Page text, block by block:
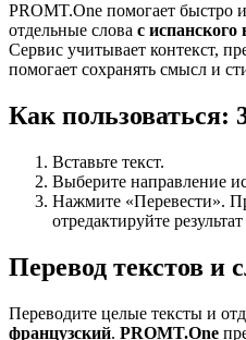
PROMT.One помогает быстро
отдельные слова с испанского
Сервис учитывает контекст,
помогает сохранять смысл и
Как пользоваться:
Вставьте текст.
Выберите направление
Нажмите «Перевести».
отредактируйте
Перевод текстов и
Переводите целые тексты и
французский. PROMT.One